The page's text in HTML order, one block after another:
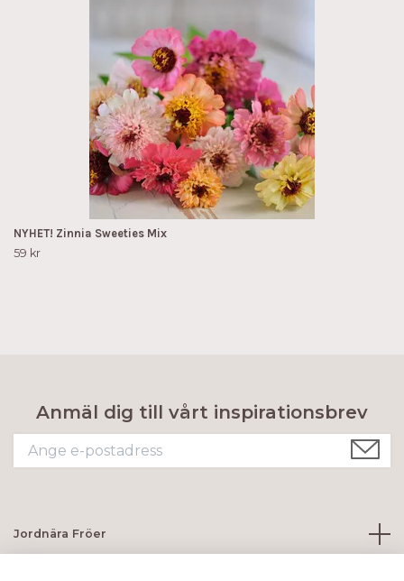
NYHET! Zinnia Sweeties Mix
59 kr
Anmäl dig till vårt inspirationsbrev
Jordnära Fröer